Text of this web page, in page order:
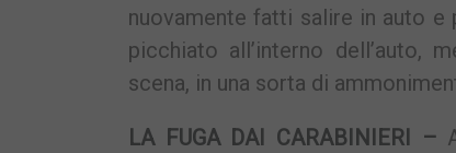
nuovamente fatti salire in auto e
picchiato all’interno dell’auto,
scena, in una sorta di
LA FUGA DAI CARABINIERI –